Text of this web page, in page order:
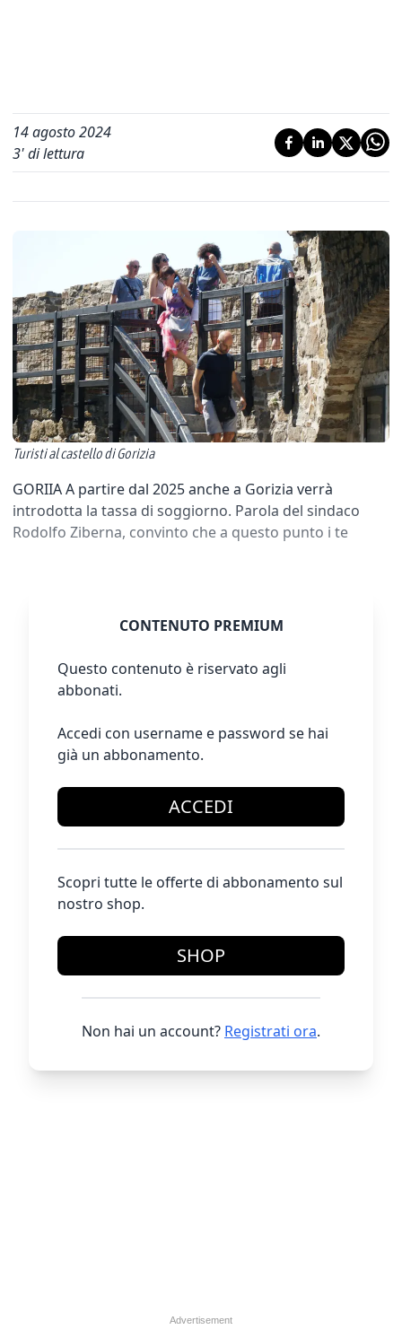
14 agosto 2024
3' di lettura
Turisti al castello di Gorizia
GORIIA A partire dal 2025 anche a Gorizia verrà
introdotta la tassa di soggiorno. Parola del sindaco
Rodolfo Ziberna, convinto che a questo punto i te
CONTENUTO PREMIUM
Questo contenuto è riservato agli
abbonati.
Accedi con username e password se hai
già un abbonamento.
ACCEDI
Scopri tutte le offerte di abbonamento sul
nostro shop.
SHOP
Non hai un account? Registrati ora.